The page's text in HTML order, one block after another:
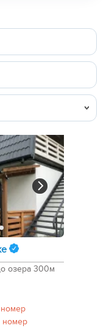
озера 300м
номер
номер